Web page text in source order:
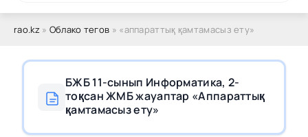
rao.kz» Облако тегов » «аппараттық қамтамасыз ету»
БЖБ 11-сынып Информатика, 2-
тоқсан ЖМБ жауаптар «Аппараттық
қамтамасыз ету»